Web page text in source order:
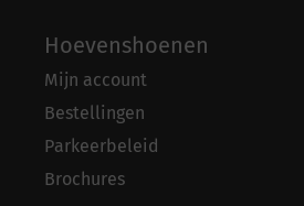
Hoevenshoenen
Mijn account
Bestellingen
Parkeerbeleid
Brochures